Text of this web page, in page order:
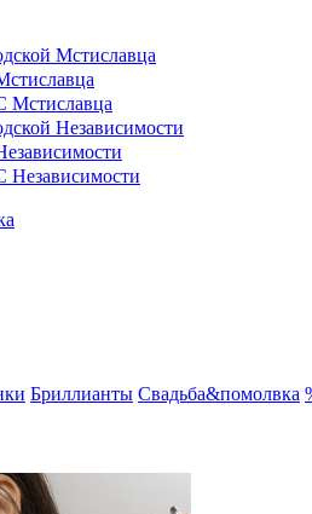
Мстиславца
Независимости
Бриллианты Свадьба&помолвка